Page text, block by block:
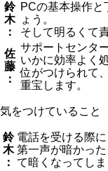
鈴
木
：
PCの基本操作と
ょう。
そして明るくて
佐
藤
：
サポートセンタ
いかに効率よく
位がつけられて
重宝します。
気をつけていること
鈴
木
：
電話を受ける際
第一声が暗かっ
て暗くなってしま